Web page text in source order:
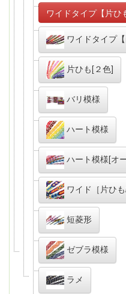
ワイドタイプ【片ひ
ワイドタイプ【
片ひも[２色]
バリ模様
ハート模様
ハート模様[オ
ワイド［片ひも/
短菱形
ゼブラ模様
ラメ